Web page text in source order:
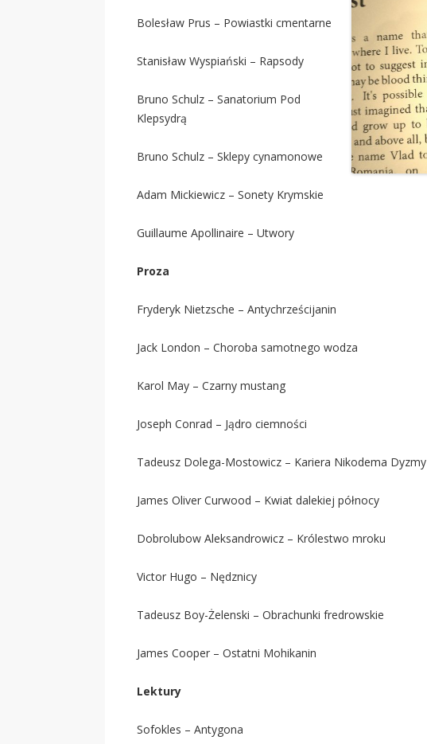
Bolesław Prus – Powiastki cmentarne
Stanisław Wyspiański – Rapsody
Bruno Schulz – Sanatorium Pod
Klepsydrą
Bruno Schulz – Sklepy cynamonowe
Adam Mickiewicz – Sonety Krymskie
Guillaume Apollinaire – Utwory
Proza
Fryderyk Nietzsche – Antychrześcijanin
Jack London – Choroba samotnego wodza
Karol May – Czarny mustang
Joseph Conrad – Jądro ciemności
Tadeusz Dolega-Mostowicz – Kariera Nikodema Dyzmy
James Oliver Curwood – Kwiat dalekiej północy
Dobrolubow Aleksandrowicz – Królestwo mroku
Victor Hugo – Nędznicy
Tadeusz Boy-Żelenski – Obrachunki fredrowskie
James Cooper – Ostatni Mohikanin
Lektury
Sofokles – Antygona